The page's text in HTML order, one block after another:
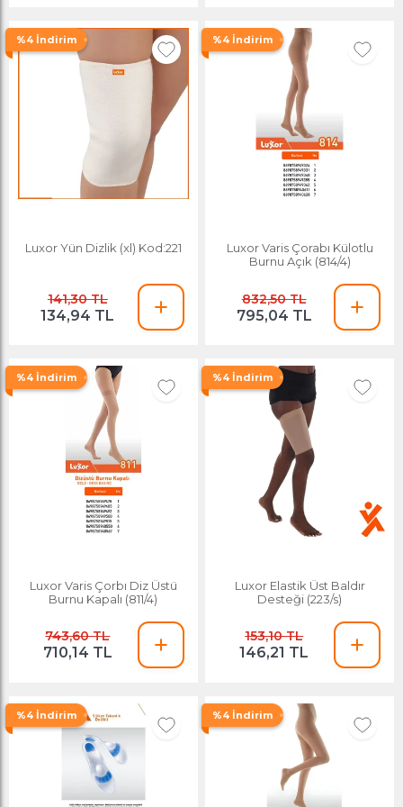
%4 İndirim
Luxor Yün Dizlik (xl) Kod:221
141,30 TL
134,94 TL
%4 İndirim
Luxor Varis Çorabı Külotlu
Burnu Açık (814/4)
832,50 TL
795,04 TL
%4 İndirim
Luxor Varis Çorbı Diz Üstü
Burnu Kapalı (811/4)
743,60 TL
710,14 TL
%4 İndirim
Luxor Elastik Üst Baldır
Desteği (223/s)
153,10 TL
146,21 TL
%4 İndirim %4 İndirim